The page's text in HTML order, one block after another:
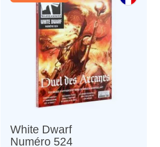
White Dwarf
Numéro 524